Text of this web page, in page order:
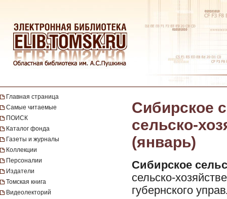
Главная страница
Самые читаемые
ПОИСК
Каталог фонда
Газеты и журналы
Коллекции
Персоналии
Издатели
Томская книга
Видеолекторий
Сибирское
сельско-
(январь)
Сибирское
сельско-
губернского